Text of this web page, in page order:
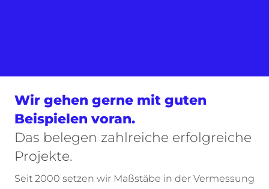
Wir gehen gerne mit guten
Beispielen voran.
Das belegen zahlreiche erfolgreiche
Projekte.
Seit 2000 setzen wir Maßstäbe in der Vermessung